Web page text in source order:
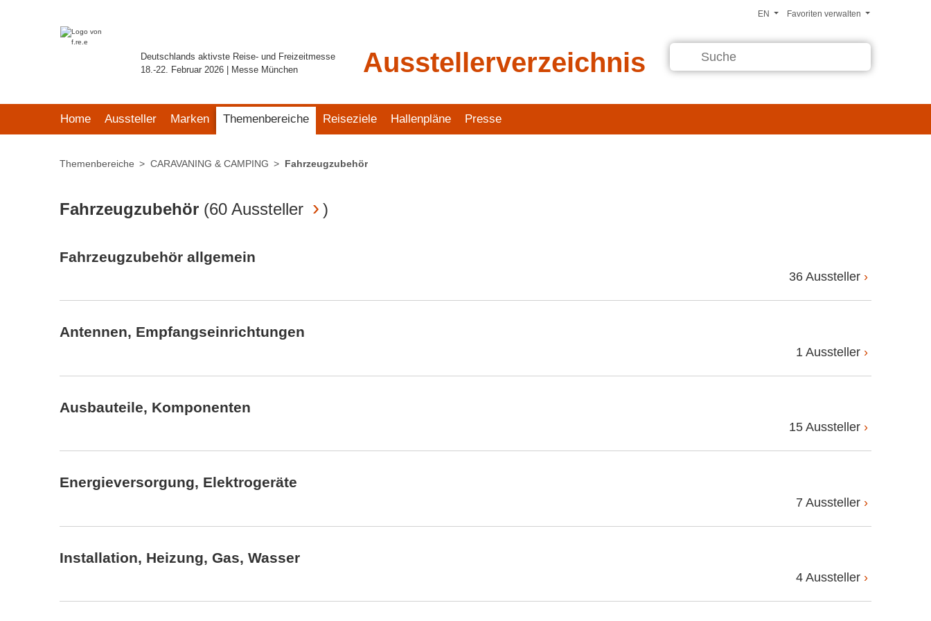
Deutschlands aktivste Reise- und Freizeitmesse
18.-22. Februar 2026 | Messe München
Ausstellerverzeichnis
Favoriten verwalten
EN
Home Aussteller Marken Themenbereiche Reiseziele Hallenpläne Presse
Themenbereiche CARAVANING & CAMPING Fahrzeugzubehör
Fahrzeugzubehör (60 Aussteller )
Fahrzeugzubehör allgemein
36 Aussteller
Antennen, Empfangseinrichtungen
1 Aussteller
Ausbauteile, Komponenten
15 Aussteller
Energieversorgung, Elektrogeräte
7 Aussteller
Installation, Heizung, Gas, Wasser
4 Aussteller